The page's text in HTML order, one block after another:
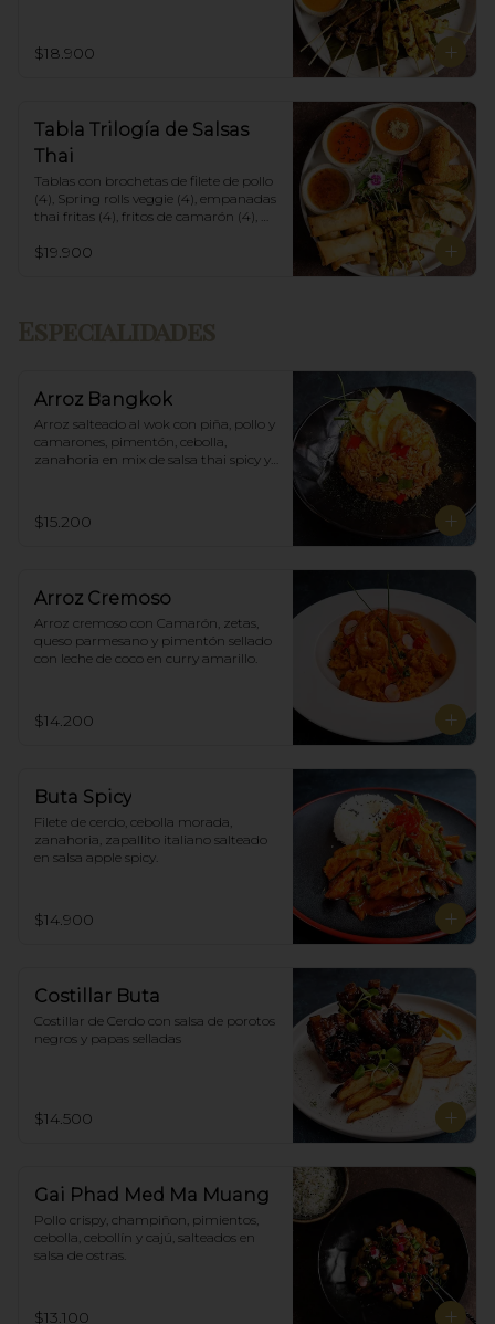
amarillo.
$18.900
Tabla Trilogía de Salsas
Thai
Tablas con brochetas de filete de pollo
(4), Spring rolls veggie (4), empanadas
thai fritas (4), fritos de camarón (4),
Salsa de Maní y Soja spicy.
$19.900
Arroz Bangkok
Arroz salteado al wok con piña, pollo y
camarones, pimentón, cebolla,
zanahoria en mix de salsa thai spicy y
$15.200
Arroz Cremoso
Arroz cremoso con Camarón, zetas,
queso parmesano y pimentón sellado
con leche de coco en curry amarillo.
$14.200
Buta Spicy
Filete de cerdo, cebolla morada,
zanahoria, zapallito italiano salteado
en salsa apple spicy.
$14.900
Costillar Buta
Costillar de Cerdo con salsa de porotos
negros y papas selladas
$14.500
Gai Phad Med Ma Muang
Pollo crispy, champiñon, pimientos,
cebolla, cebollín y cajú, salteados en
salsa de ostras.
$13.100